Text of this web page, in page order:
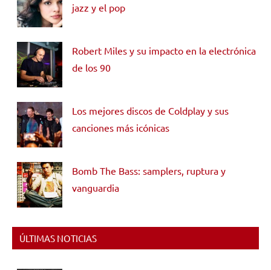
jazz y el pop
Robert Miles y su impacto en la electrónica
de los 90
Los mejores discos de Coldplay y sus
canciones más icónicas
Bomb The Bass: samplers, ruptura y
vanguardia
ÚLTIMAS NOTICIAS